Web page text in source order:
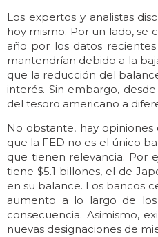
Los expertos y analistas
hoy mismo. Por un lado, se
año por los datos
mantendrían debido a la
que la reducción del
interés. Sin embargo,
del tesoro americano a
No obstante, hay
que la FED no es el único
que tienen relevancia. Por
tiene $5.1 billones, el de
en su balance. Los bancos
aumento a lo largo de los
consecuencia. Asimismo,
nuevas designaciones de